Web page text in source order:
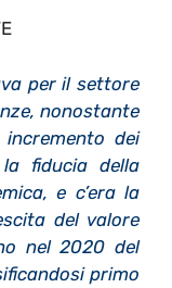
per il settore
nonostante
dei
fiducia della
e c’era la
del valore
nel 2020 del
primo